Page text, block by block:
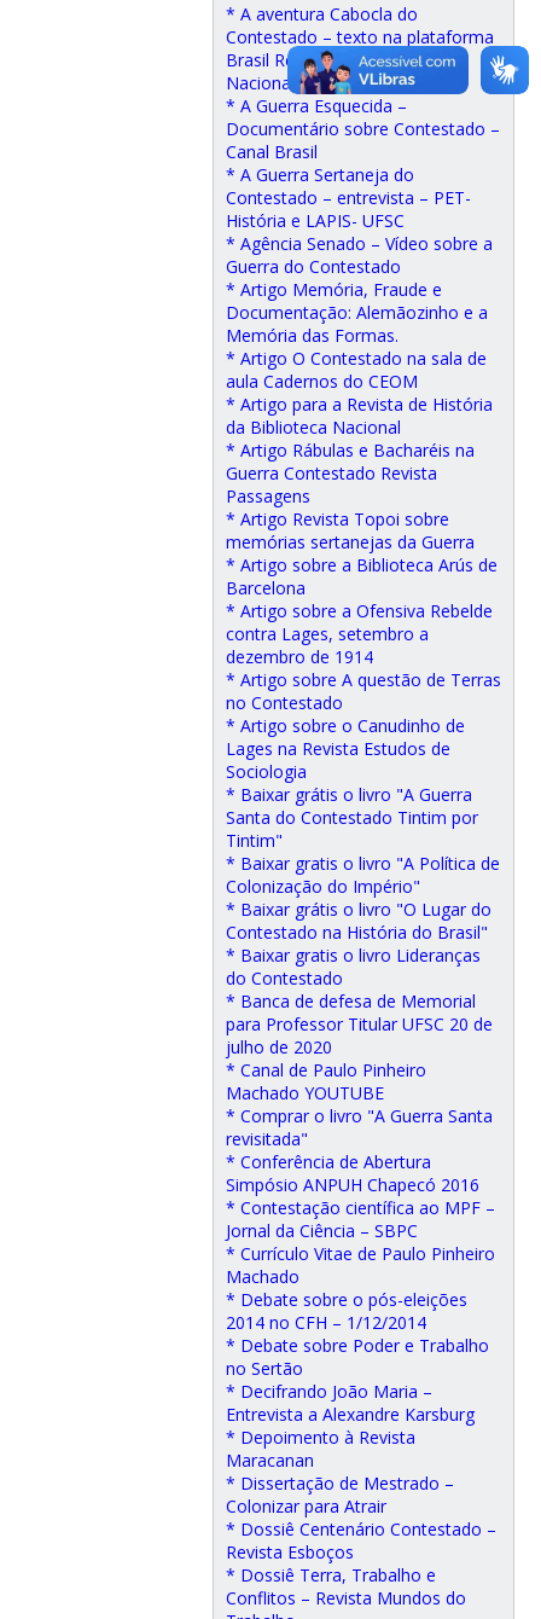
* A aventura Cabocla do
Contestado – texto na plataforma
Brasil Republicano do Arquivo
Nacional do Rio de Janeiro
* A Guerra Esquecida –
Documentário sobre Contestado –
Canal Brasil
* A Guerra Sertaneja do
Contestado – entrevista – PET-
História e LAPIS- UFSC
* Agência Senado – Vídeo sobre a
Guerra do Contestado
* Artigo Memória, Fraude e
Documentação: Alemãozinho e a
Memória das Formas.
* Artigo O Contestado na sala de
aula Cadernos do CEOM
* Artigo para a Revista de História
da Biblioteca Nacional
* Artigo Rábulas e Bacharéis na
Guerra Contestado Revista
Passagens
* Artigo Revista Topoi sobre
memórias sertanejas da Guerra
* Artigo sobre a Biblioteca Arús de
Barcelona
* Artigo sobre a Ofensiva Rebelde
contra Lages, setembro a
dezembro de 1914
* Artigo sobre A questão de Terras
no Contestado
* Artigo sobre o Canudinho de
Lages na Revista Estudos de
Sociologia
* Baixar grátis o livro "A Guerra
Santa do Contestado Tintim por
Tintim"
* Baixar gratis o livro "A Política de
Colonização do Império"
* Baixar grátis o livro "O Lugar do
Contestado na História do Brasil"
* Baixar gratis o livro Lideranças
do Contestado
* Banca de defesa de Memorial
para Professor Titular UFSC 20 de
julho de 2020
* Canal de Paulo Pinheiro
Machado YOUTUBE
* Comprar o livro "A Guerra Santa
revisitada"
* Conferência de Abertura
Simpósio ANPUH Chapecó 2016
* Contestação científica ao MPF –
Jornal da Ciência – SBPC
* Currículo Vitae de Paulo Pinheiro
Machado
* Debate sobre o pós-eleições
2014 no CFH – 1/12/2014
* Debate sobre Poder e Trabalho
no Sertão
* Decifrando João Maria –
Entrevista a Alexandre Karsburg
* Depoimento à Revista
Maracanan
* Dissertação de Mestrado –
Colonizar para Atrair
* Dossiê Centenário Contestado –
Revista Esboços
* Dossiê Terra, Trabalho e
Conflitos – Revista Mundos do